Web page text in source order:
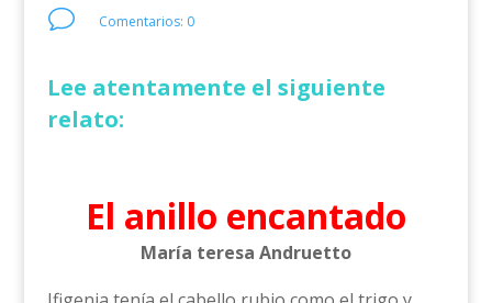
v Comentarios: 0
Lee atentamente el siguiente
relato:
El anillo encantado
María teresa Andruetto